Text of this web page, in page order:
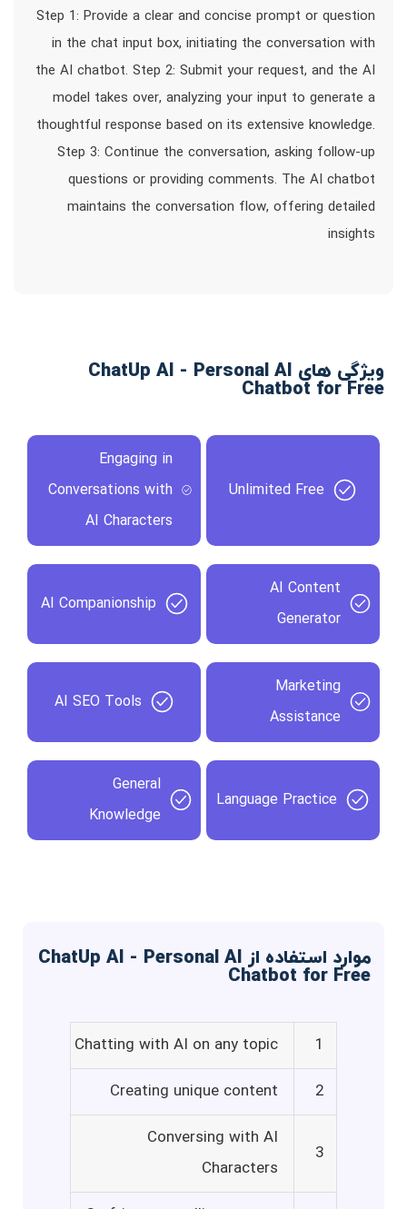
Step 1: Provide a clear and concise prompt or question
in the chat input box, initiating the conversation with
the AI chatbot. Step 2: Submit your request, and the AI
model takes over, analyzing your input to generate a
thoughtful response based on its extensive knowledge.
Step 3: Continue the conversation, asking follow-up
questions or providing comments. The AI chatbot
maintains the conversation flow, offering detailed
insights
ویژگی های ChatUp AI - Personal AI
Chatbot for Free
Unlimited Free
Engaging in
Conversations with
AI Characters
AI Content
Generator
AI Companionship
Marketing
Assistance
AI SEO Tools
Language Practice
General
Knowledge
موارد استفاده از ChatUp AI - Personal AI
Chatbot for Free
1
Chatting with AI on any topic
2
Creating unique content
3
Conversing with AI
Characters